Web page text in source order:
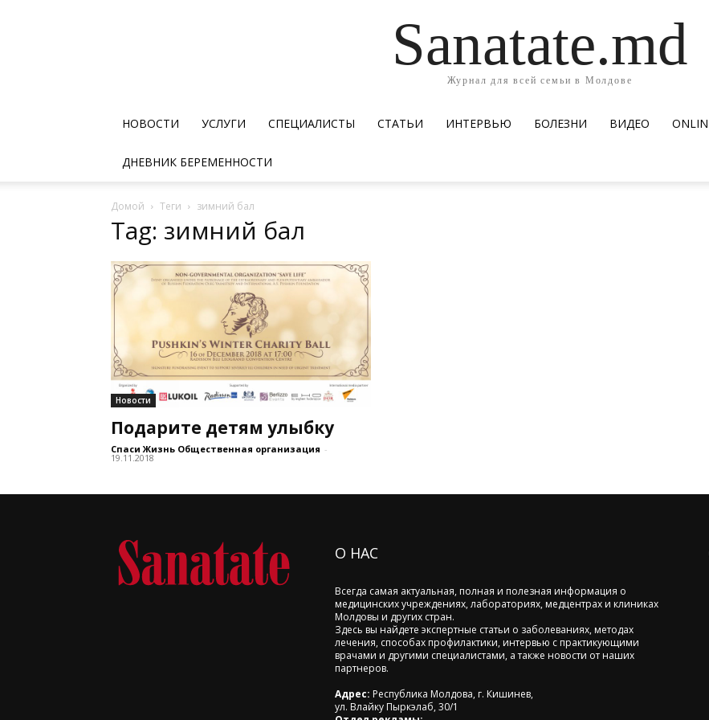
Sanatate.md
Журнал для всей семьи в Молдове
НОВОСТИ УСЛУГИ СПЕЦИАЛИСТЫ СТАТЬИ ИНТЕРВЬЮ БОЛЕЗНИ ВИДЕО
ДНЕВНИК БЕРЕМЕННОСТИ
Домой Теги зимний бал
Tag: зимний бал
Новости
Подарите детям улыбку
Спаси Жизнь Общественная организация -
19.11.2018
О НАС
Всегда самая актуальная, полная и полезная информация о
медицинских учреждениях, лабораториях, медцентрах и клиниках
Молдовы и других стран.
Здесь вы найдете экспертные статьи о заболеваниях, методах
лечения, способах профилактики, интервью с практикующими
врачами и другими специалистами, а также новости от наших
партнеров.
Адрес: Республика Молдова, г. Кишинев,
ул. Влайку Пыркэлаб, 30/1